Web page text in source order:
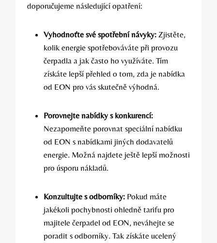
doporučujeme následující opatření:
Vyhodnoťte své spotřební návyky: Zjistěte,
kolik energie spotřebováváte při provozu
čerpadla a jak často ho využíváte. Tím
získáte lepší přehled o tom, zda je nabídka
od EON pro vás skutečně výhodná.
Porovnejte nabídky s konkurencí:
Nezapomeňte porovnat speciální nabídku
od EON s nabídkami jiných dodavatelů
energie. Možná najdete ještě lepší možnosti
pro úsporu nákladů.
Konzultujte s odborníky: Pokud máte
jakékoli pochybnosti ohledně tarifu pro
majitele čerpadel od EON, neváhejte se
poradit s odborníky. Tak získáte ucelený